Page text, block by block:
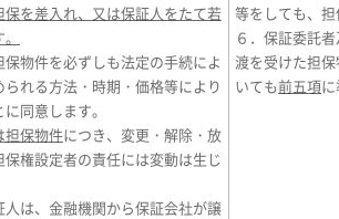
を差入れ、又は保証人をたて若
物件を必ずしも法定の手続によ
れる方法・時期・価格等により
同意します。
担保物件につき、変更・解除・放
権設定者の責任には変動は生じ
人は、金融機関から保証会社が譲
等をしても、担
６．保証委託
渡を受けた担
いても前五項